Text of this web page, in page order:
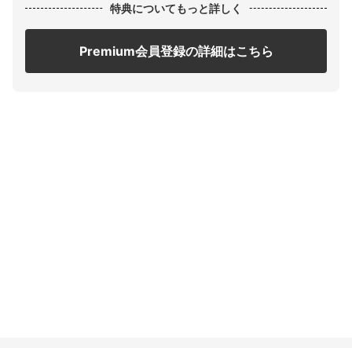
特典についてもっと詳しく
Premium会員登録の詳細はこちら